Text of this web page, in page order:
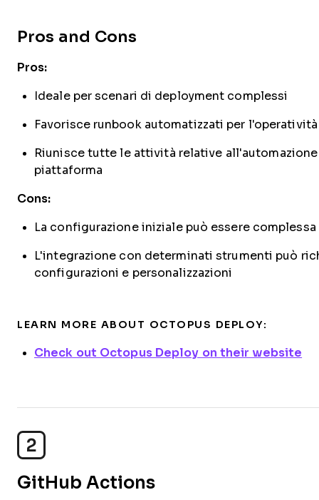
Pros and Cons
Pros:
Ideale per scenari di deployment complessi
Favorisce runbook automatizzati per
Riunisce tutte le attività relative
piattaforma
Cons:
La configurazione iniziale può essere complessa
L'integrazione con determinati strumenti può
configurazioni e personalizzazioni
LEARN MORE ABOUT OCTOPUS DEPLOY:
Check out Octopus Deploy on their website
2
GitHub Actions